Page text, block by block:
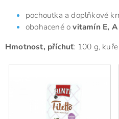
pochoutka a doplňkové
obohacené ovitamín E,
Hmotnost, příchuť: 100 g,